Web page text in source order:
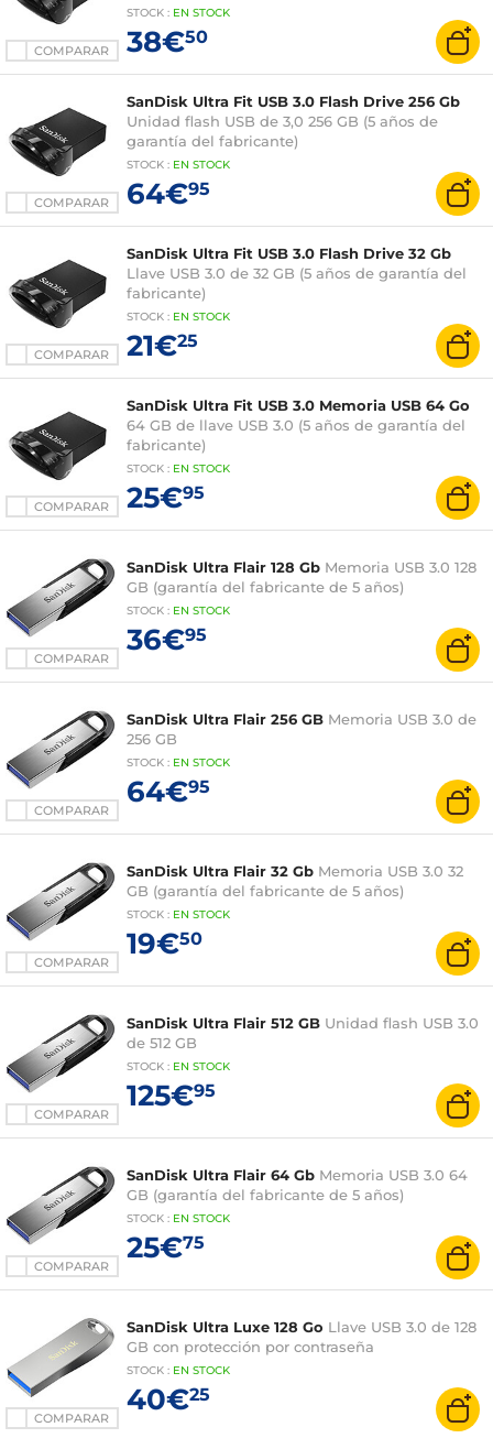
COMPARAR
STOCK : EN STOCK
38€50
COMPARAR
SanDisk Ultra Fit USB 3.0 Flash Drive 256 Gb
Unidad flash USB de 3,0 256 GB (5 años de
garantía del fabricante)
STOCK : EN STOCK
64€95
COMPARAR
SanDisk Ultra Fit USB 3.0 Flash Drive 32 Gb
Llave USB 3.0 de 32 GB (5 años de garantía del
fabricante)
STOCK : EN STOCK
21€25
COMPARAR
SanDisk Ultra Fit USB 3.0 Memoria USB 64 Go
64 GB de llave USB 3.0 (5 años de garantía del
fabricante)
STOCK : EN STOCK
25€95
COMPARAR
SanDisk Ultra Flair 128 Gb Memoria USB 3.0 128
GB (garantía del fabricante de 5 años)
STOCK : EN STOCK
36€95
COMPARAR
SanDisk Ultra Flair 256 GB Memoria USB 3.0 de
256 GB
STOCK : EN STOCK
64€95
COMPARAR
SanDisk Ultra Flair 32 Gb Memoria USB 3.0 32
GB (garantía del fabricante de 5 años)
STOCK : EN STOCK
19€50
COMPARAR
SanDisk Ultra Flair 512 GB Unidad flash USB 3.0
de 512 GB
STOCK : EN STOCK
125€95
COMPARAR
SanDisk Ultra Flair 64 Gb Memoria USB 3.0 64
GB (garantía del fabricante de 5 años)
STOCK : EN STOCK
25€75
COMPARAR
SanDisk Ultra Luxe 128 Go Llave USB 3.0 de 128
GB con protección por contraseña
STOCK : EN STOCK
40€25